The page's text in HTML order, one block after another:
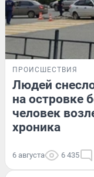
ПРОИСШЕСТВИЯ
Людей
на островке
человек
хроника
6 августа 6 435